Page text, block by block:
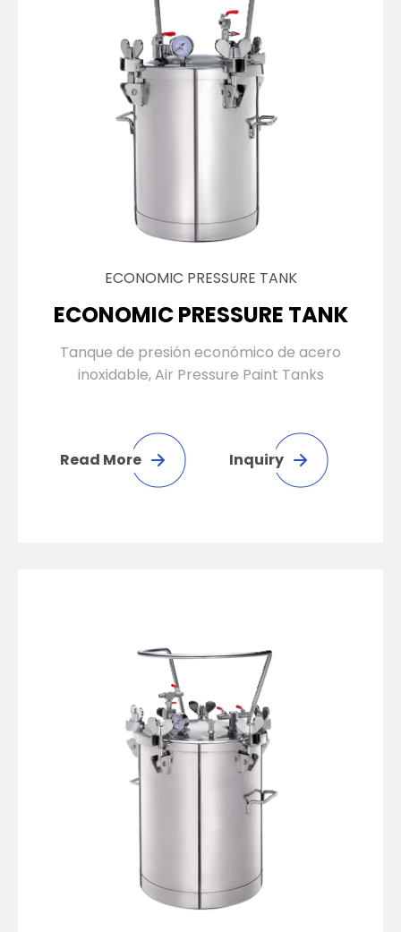
ECONOMIC PRESSURE TANK
ECONOMIC PRESSURE TANK
Tanque de presión económico de acero
inoxidable, Air Pressure Paint Tanks
Read More Inquiry